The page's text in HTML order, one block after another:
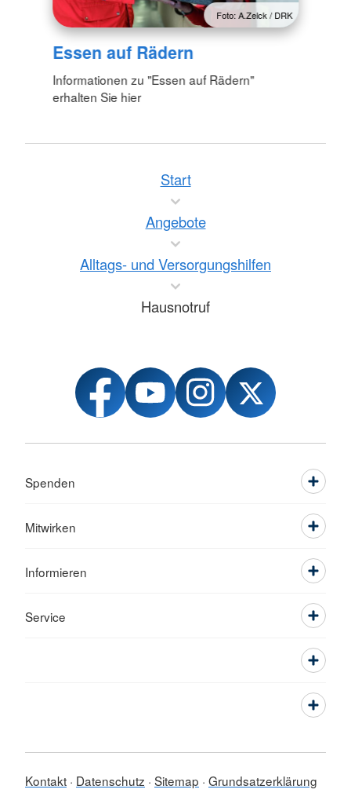
Foto: A.Zelck / DRK
Essen auf Rädern
Informationen zu "Essen auf Rädern"
erhalten Sie hier
Start
Angebote
Alltags- und Versorgungshilfen
Hausnotruf
Spenden
Mitwirken
Informieren
Service
Kontakt Datenschutz Sitemap Grundsatzerklärung